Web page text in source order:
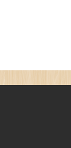
服
But Not